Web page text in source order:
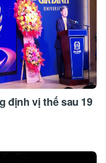
định vị thế sau 19